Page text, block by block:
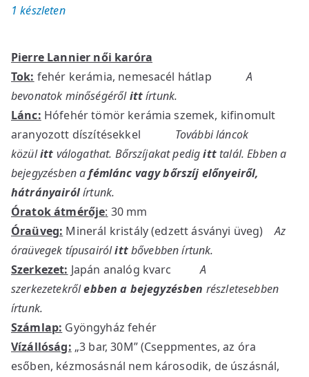
Pierre Lannier női karóra
Tok: fehér kerámia, nemesacél hátlapA
bevonatok minőségérőlittírtunk.
Lánc: Hófehér tömör kerámia szemek, kifinomult
aranyozott díszítésekkel További láncok
közülitt válogathat. Bőrszíjakat pedigitttalál. Ebben a
bejegyzésben afémlánc vagy bőrszíj előnyeiről,
hátrányairólírtunk.
Óratok átmérője: 30 mm
Óraüveg: Minerál kristály (edzett ásványi üveg)Az
óraüvegek típusairólittbővebben írtunk.
Szerkezet: Japán analóg kvarcA
szerkezetekrőlebben a bejegyzésben részletesebben
írtunk.
Számlap: Gyöngyház fehér
Vízállóság: „3 bar, 30M” (Cseppmentes, az óra
esőben, kézmosásnál nem károsodik, de úszásnál,
1 készleten